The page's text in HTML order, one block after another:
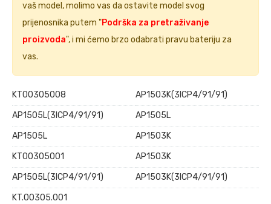
vaš model, molimo vas da ostavite model svog
prijenosnika putem "Podrška za pretraživanje
proizvoda", i mi ćemo brzo odabrati pravu bateriju za
vas.
KT00305008
AP15O3K(3ICP4/91/91)
AP1505L(3ICP4/91/91)
AP15O5L
AP1505L
AP1503K
KT00305001
AP15O3K
AP15O5L(3ICP4/91/91)
AP1503K(3ICP4/91/91)
KT.00305.001